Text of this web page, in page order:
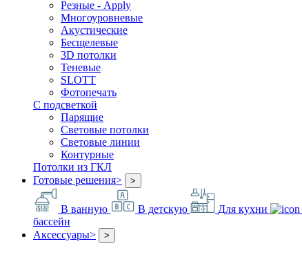
Резные - Apply
Многоуровневые
Акустические
Бесщелевые
3D потолки
Теневые
SLOTT
Фотопечать
С подсветкой
Парящие
Световые потолки
Световые линии
Контурные
Потолки из ГКЛ
Готовые решения> >
В ванную В детскую Для кухни
бассейн
Аксессуары> >